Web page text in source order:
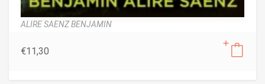
ALIRE SAENZ BENJAMIN
€11,30